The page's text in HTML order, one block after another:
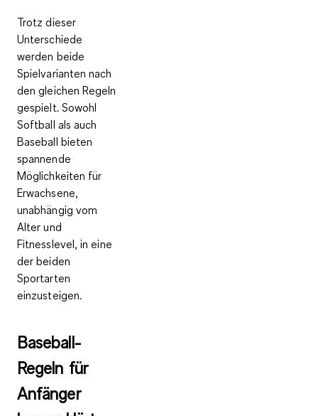
Trotz dieser
Unterschiede
werden beide
Spielvarianten nach
den gleichen Regeln
gespielt. Sowohl
Softball als auch
Baseball bieten
spannende
Möglichkeiten für
Erwachsene,
unabhängig vom
Alter und
Fitnesslevel, in eine
der beiden
Sportarten
einzusteigen.
Baseball-
Regeln für
Anfänger